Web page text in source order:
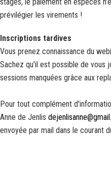
prévilégier les virements !
Inscriptions tardives
Vous prenez connaissance du
Sachez qu'il est possible de vous
sessions manquées grâce aux
Pour tout complément
Anne de Jenlis
envoyée par mail dans le courant